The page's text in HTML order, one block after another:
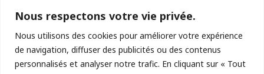
Nous respectons votre vie privée.
Nous utilisons des cookies pour améliorer votre expérience
de navigation, diffuser des publicités ou des contenus
personnalisés et analyser notre trafic. En cliquant sur « Tout